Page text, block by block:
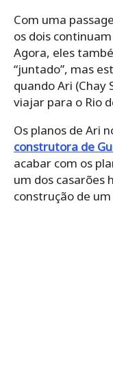
Com uma
os dois
Agora, eles
“juntado”, mas
quando Ari (Chay
viajar para o Rio
Os planos de Ari
construtora de
acabar com os
um dos casarões
construção de